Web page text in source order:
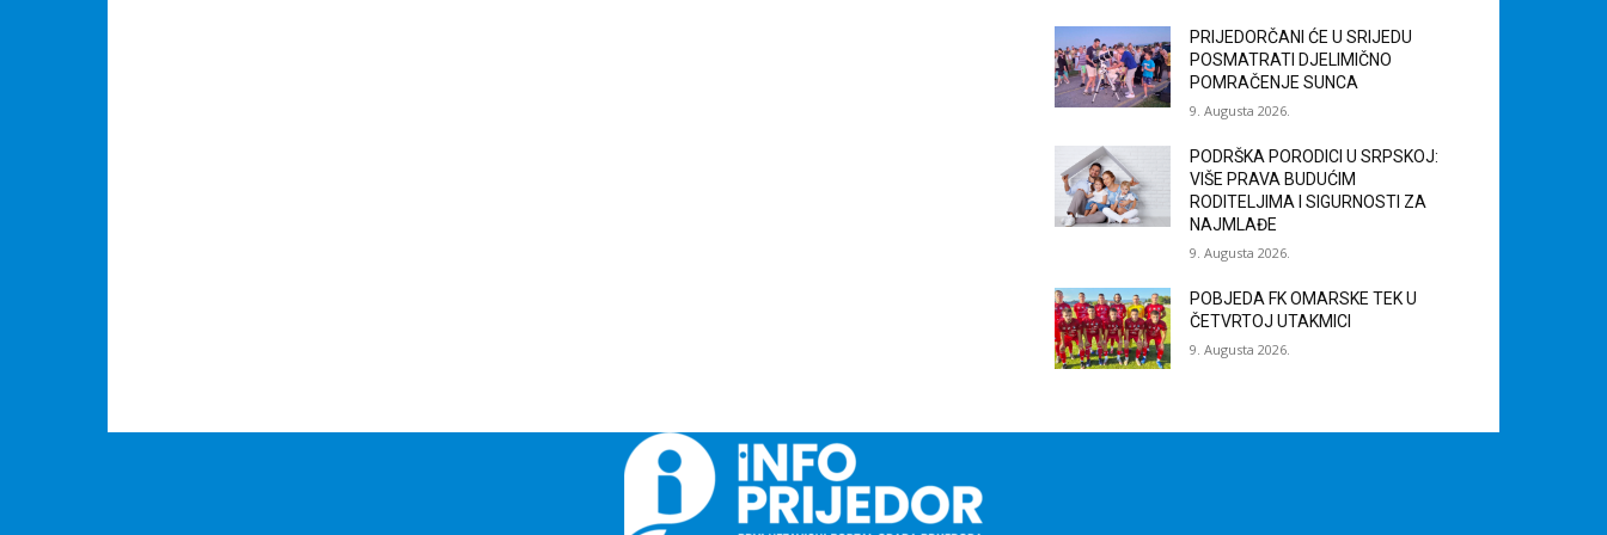
PRIJEDORČANI ĆE U SRIJEDU
POSMATRATI DJELIMIČNO
POMRAČENJE SUNCA
9. Augusta 2026.
PODRŠKA PORODICI U SRPSKOJ:
VIŠE PRAVA BUDUĆIM
RODITELJIMA I SIGURNOSTI ZA
NAJMLAĐE
9. Augusta 2026.
POBJEDA FK OMARSKE TEK U
ČETVRTOJ UTAKMICI
9. Augusta 2026.